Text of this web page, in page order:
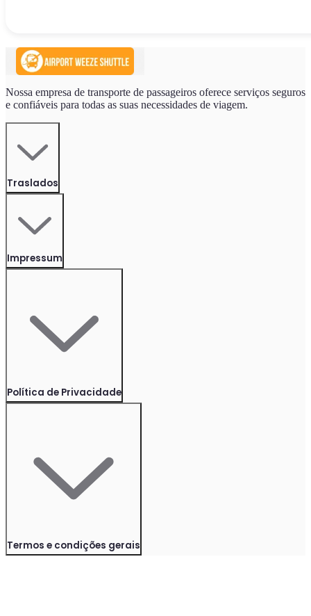
Nossa empresa de transporte de passageiros oferece serviços seguros
e confiáveis para todas as suas necessidades de viagem.
Traslados
Impressum
Política de Privacidade
Termos e condições gerais